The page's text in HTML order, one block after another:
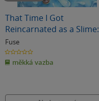
That Time I Got
Reincarnated as a Slime:
The Ways of the Monster
Nation, Vol. 1
Fuse
0.0
z
5
hvězdiček
měkká vazba